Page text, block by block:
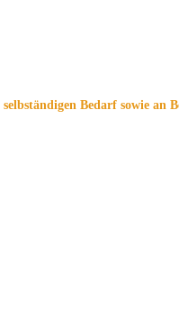
Bedarf sowie an